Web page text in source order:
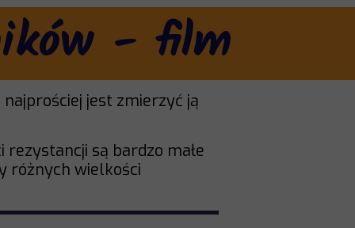
- film
jest zmierzyć ją
są bardzo małe
różnych wielkości